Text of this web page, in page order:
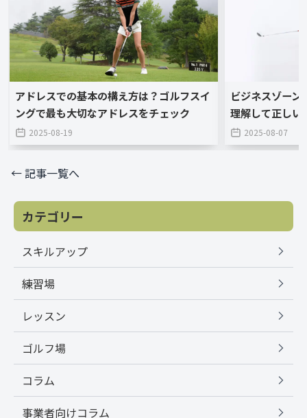
アドレスでの基本の構え方は？ゴルフスイ
ングで最も大切なアドレスをチェック
2025-08-19
ビジネスゾーン
理解して正しい
2025-08-07
← 記事一覧へ
カテゴリー
スキルアップ
練習場
レッスン
ゴルフ場
コラム
事業者向けコラム